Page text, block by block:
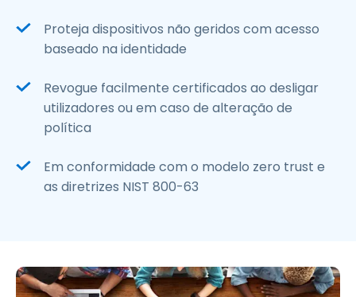
Proteja dispositivos não geridos com acesso
baseado na identidade
Revogue facilmente certificados ao desligar
utilizadores ou em caso de alteração de
política
Em conformidade com o modelo zero trust e
as diretrizes NIST 800-63